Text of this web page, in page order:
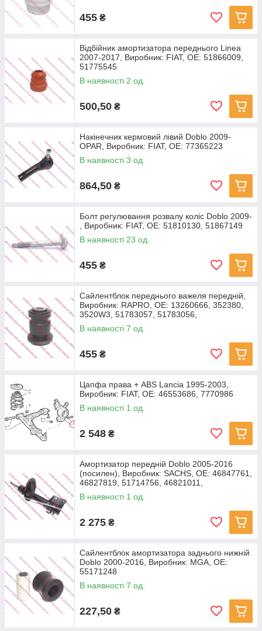
455 ₴
Відбійник амортизатора переднього Linea
2007-2017, Виробник: FIAT, OE: 51866009,
51775545
В наявності 2 од.
500,50 ₴
Накінечник кермовий лівий Doblo 2009-
OPAR, Виробник: FIAT, OE: 77365223
В наявності 3 од.
864,50 ₴
Болт регулювання розвалу коліс Doblo 2009-
, Виробник: FIAT, OE: 51810130, 51867149
В наявності 23 од.
455 ₴
Сайлентблок переднього важеля передній,
Виробник: RAPRO, OE: 13260666, 352380,
3520W3, 51783057, 51783056,
В наявності 7 од.
455 ₴
Цапфа права + ABS Lancia 1995-2003,
Виробник: FIAT, OE: 46553686, 7770986
В наявності 1 од.
2 548 ₴
Амортизатор передній Doblo 2005-2016
(посилен), Виробник: SACHS, OE: 46847761,
46827819, 51714756, 46821011,
В наявності 1 од.
2 275 ₴
Сайлентблок амортизатора заднього нижній
Doblo 2000-2016, Виробник: MGA, OE:
55171248
В наявності 7 од.
227,50 ₴